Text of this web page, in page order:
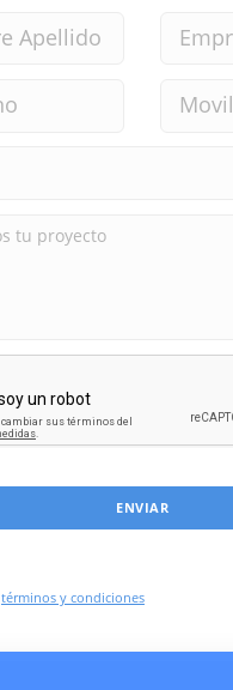
ENVIAR
términos y condiciones